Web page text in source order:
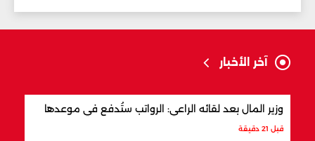
آخر الأخبار
وزير المال بعد لقائه الراعي: الرواتب ستُدفع في موعدها
قبل 21 دقيقة